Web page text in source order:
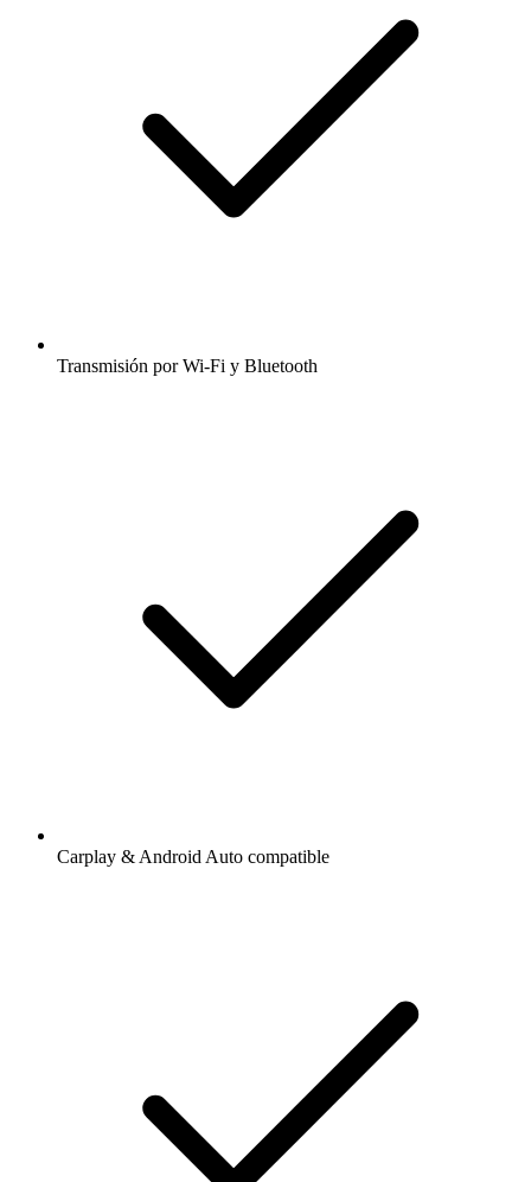
Transmisión por Wi-Fi y Bluetooth
Carplay & Android Auto compatible